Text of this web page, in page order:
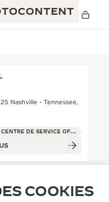
SHAPER »
ANS
400 CALIBRES
Nashville - Tennessee,
CONTRÔLE FONCTIONNEL - CENTRE DE SERVICE OFFICIEL - POINT DE VENTE
COOKIES